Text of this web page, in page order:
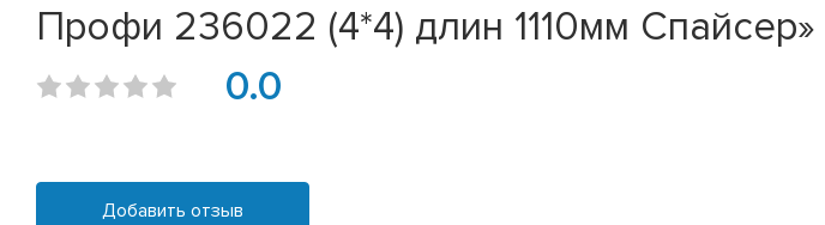
Профи 236022 (4*4) длин 1110мм Спайсер»
0.0
Добавить отзыв